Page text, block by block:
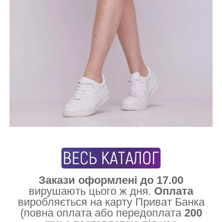
Закази оформлені до 17.00
вирушають цього ж дня. Оплата
виробляється на карту Приват Банка
(повна оплата або передоплата 200